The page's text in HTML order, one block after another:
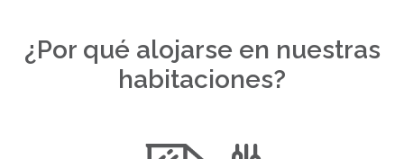
¿Por qué alojarse en nuestras
habitaciones?